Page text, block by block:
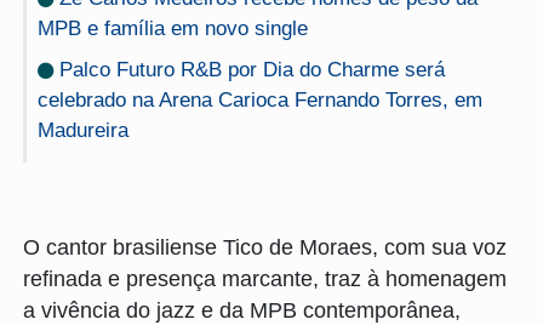
MPB e família em novo single
Palco Futuro R&B por Dia do Charme será
celebrado na Arena Carioca Fernando Torres, em
Madureira
O cantor brasiliense Tico de Moraes, com sua voz
refinada e presença marcante, traz à homenagem
a vivência do jazz e da MPB contemporânea,